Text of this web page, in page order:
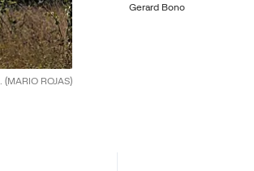
(MARIO ROJAS)
Gerard Bono